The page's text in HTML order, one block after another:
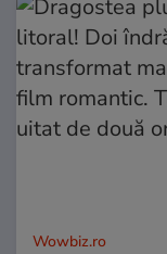
Wowbiz.ro